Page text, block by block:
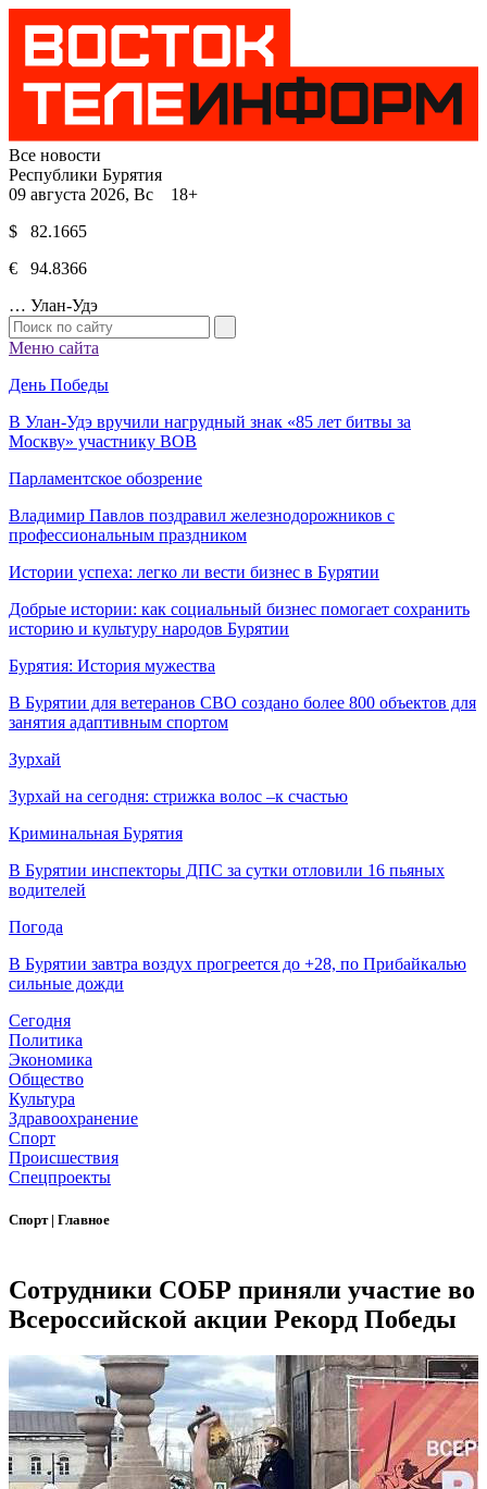
Все новости
Республики Бурятия
09 августа 2026, Вс 18+
$ 82.1665
€ 94.8366
… Улан-Удэ
Меню сайта
День Победы
В Улан-Удэ вручили нагрудный знак «85 лет битвы за
Москву» участнику ВОВ
Парламентское обозрение
Владимир Павлов поздравил железнодорожников с
профессиональным праздником
Истории успеха: легко ли вести бизнес в Бурятии
Добрые истории: как социальный бизнес помогает сохранить
историю и культуру народов Бурятии
Бурятия: История мужества
В Бурятии для ветеранов СВО создано более 800 объектов для
занятия адаптивным спортом
Зурхай
Зурхай на сегодня: стрижка волос –к счастью
Криминальная Бурятия
В Бурятии инспекторы ДПС за сутки отловили 16 пьяных
водителей
Погода
В Бурятии завтра воздух прогреется до +28, по Прибайкалью
сильные дожди
Сегодня
Политика
Экономика
Общество
Культура
Здравоохранение
Спорт
Происшествия
Спецпроекты
Спорт | Главное
Сотрудники СОБР приняли участие во
Всероссийской акции Рекорд Победы